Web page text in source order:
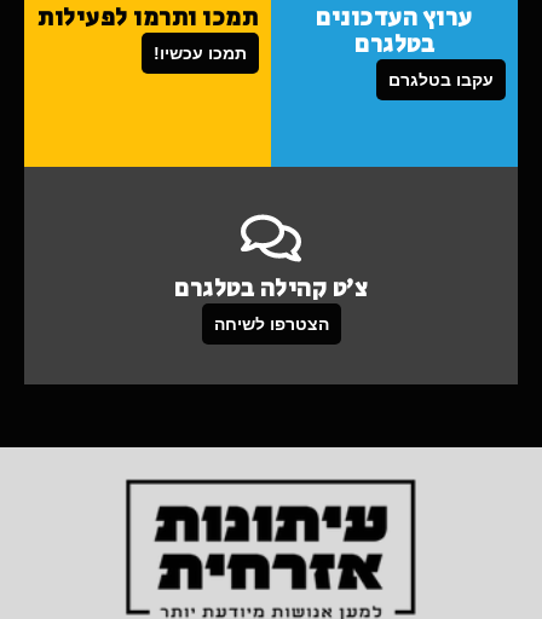
ערוץ העדכונים
בטלגרם
עקבו בטלגרם
תמכו ותרמו לפעילות
תמכו עכשיו!
צ'ט קהילה בטלגרם
הצטרפו לשיחה